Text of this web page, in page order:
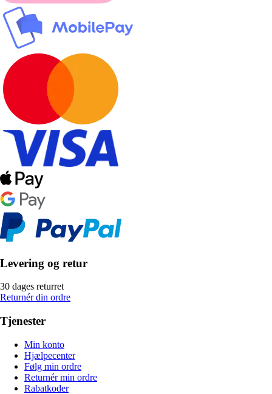
Levering og retur
30 dages returret
Returnér din ordre
Tjenester
Min konto
Hjælpecenter
Følg min ordre
Returnér min ordre
Rabatkoder